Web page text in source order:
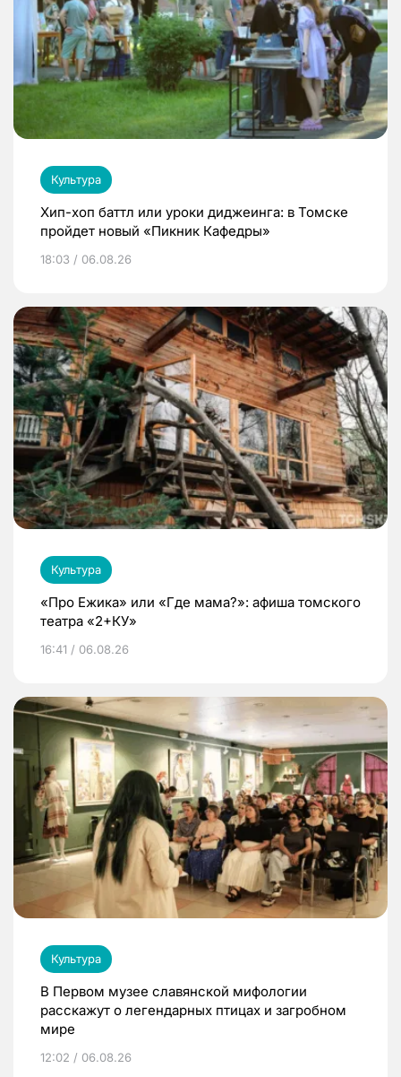
Культура
Хип-хоп баттл или уроки диджеинга: в Томске
пройдет новый «Пикник Кафедры»
18:03 / 06.08.26
Культура
«Про Ежика» или «Где мама?»: афиша томского
театра «2+КУ»
16:41 / 06.08.26
Культура
В Первом музее славянской мифологии
расскажут о легендарных птицах и загробном
мире
12:02 / 06.08.26